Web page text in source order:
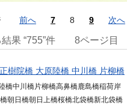
前へ 7 8 9 次へ
果 “755”件 8ページ目
樹院橋 大原陸橋 中川橋 片柳橋
橋中川橋片柳橋高鼻橋鹿島橋稲荷岸
朝日橋朝日上橋桜橋北袋橋新北袋橋